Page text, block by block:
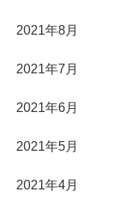
2021年8月
2021年7月
2021年6月
2021年5月
2021年4月